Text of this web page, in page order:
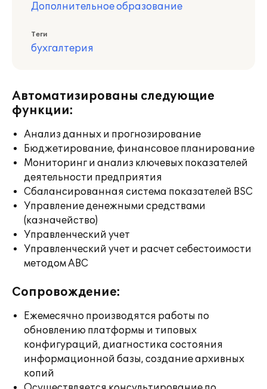
Дополнительное образование
Теги
бухгалтерия
Автоматизированы следующие
функции:
Анализ данных и прогнозирование
Бюджетирование, финансовое планирование
Мониторинг и анализ ключевых показателей
деятельности предприятия
Сбалансированная система показателей BSC
Управление денежными средствами
(казначейство)
Управленческий учет
Управленческий учет и расчет себестоимости
методом ABC
Сопровождение:
Ежемесячно производятся работы по
обновлению платформы и типовых
конфигураций, диагностика состояния
информационной базы, создание архивных
копий